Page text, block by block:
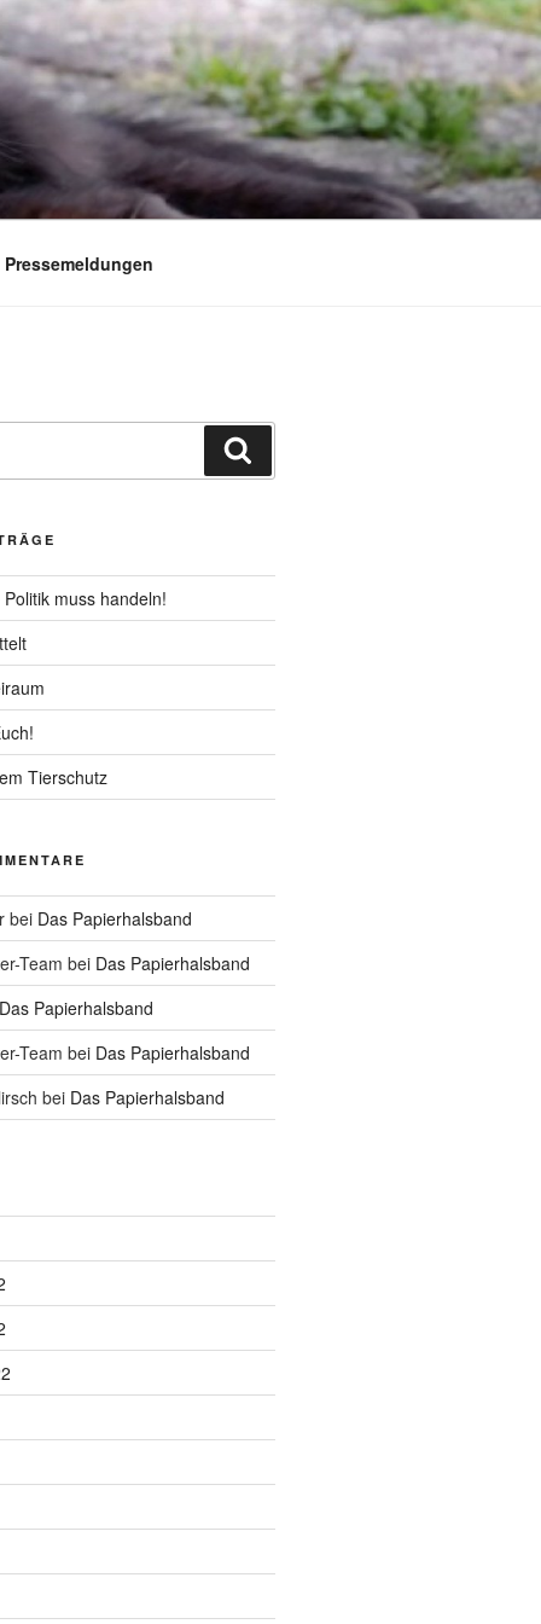
Pressemeldungen
muss handeln!
Tierschutz
bei Das Papierhalsband
Team bei Das Papierhalsband
Das Papierhalsband
Team bei Das Papierhalsband
bei Das Papierhalsband